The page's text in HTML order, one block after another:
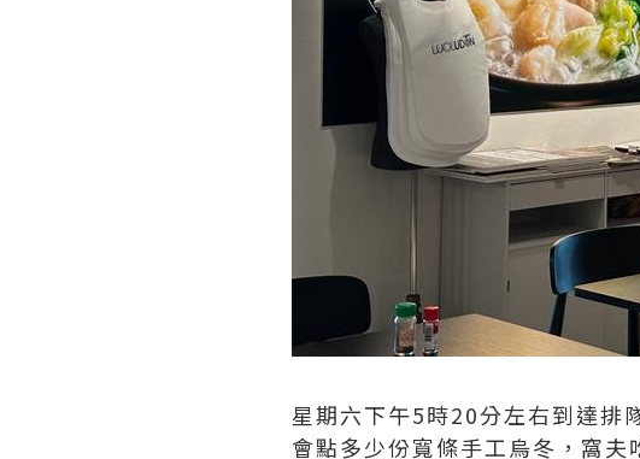
星期六下午5時20分左右到達排
會點多少份寬條手工烏冬，窩夫